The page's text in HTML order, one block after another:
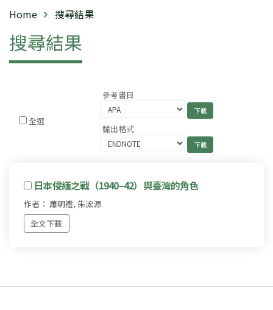
Home 搜尋結果
搜尋結果
全選
參考書目
輸出格式
日本侵緬之戰（1940–42）與臺灣的角色
作者： 蕭明禮, 朱浤源
全文下載